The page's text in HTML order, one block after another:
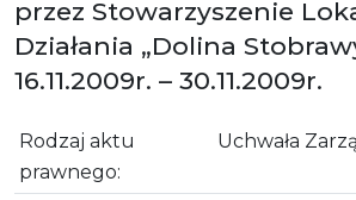
przez Stowarzyszenie
Działania „Dolina
16.11.2009r. – 30.11.2009r.
Rodzaj aktu
prawnego:
Uchwała